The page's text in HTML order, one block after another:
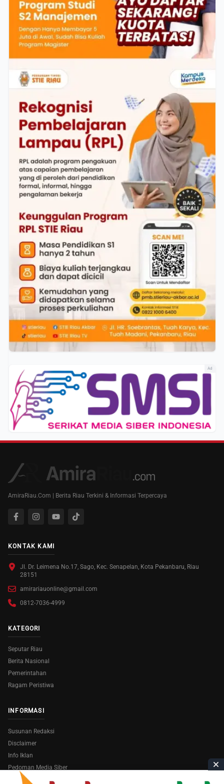
Ad
AmiraRiau.Com | Berita Riau Terkini & Informasi Terpercaya
KONTAK KAMI
Jl. Dr. Leimena No.17, Sago, Kec. Senapelan, Kota Pekanbaru, Riau
28151
amirariauonline@gmail.com
0812-7036-4999
KATEGORI
Seputar Riau
Berita Nasional
Pemerintahan
Ragam Peristiwa
INFORMASI
Susunan Redaksi
Disclaimer
Info Iklan
Pedoman Media Siber